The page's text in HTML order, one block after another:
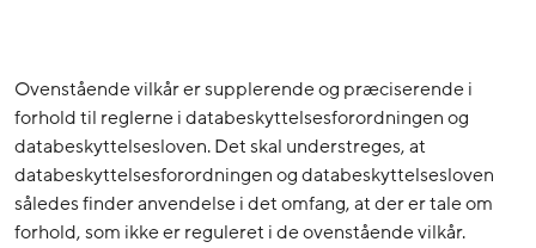
Ovenstående vilkår er supplerende og præciserende i
forhold til reglerne i databeskyttelsesforordningen og
databeskyttelsesloven. Det skal understreges, at
databeskyttelsesforordningen og databeskyttelsesloven
således finder anvendelse i det omfang, at der er tale om
forhold, som ikke er reguleret i de ovenstående vilkår.